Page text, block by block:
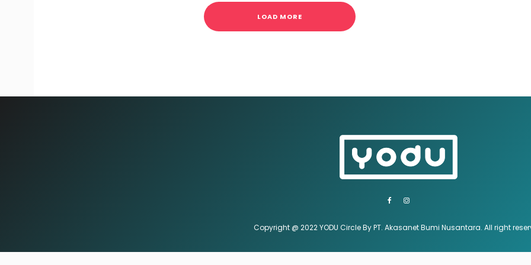
LOAD MORE
Copyright @ 2022 YODU Circle By PT. Akasanet Bumi Nusantara. All right